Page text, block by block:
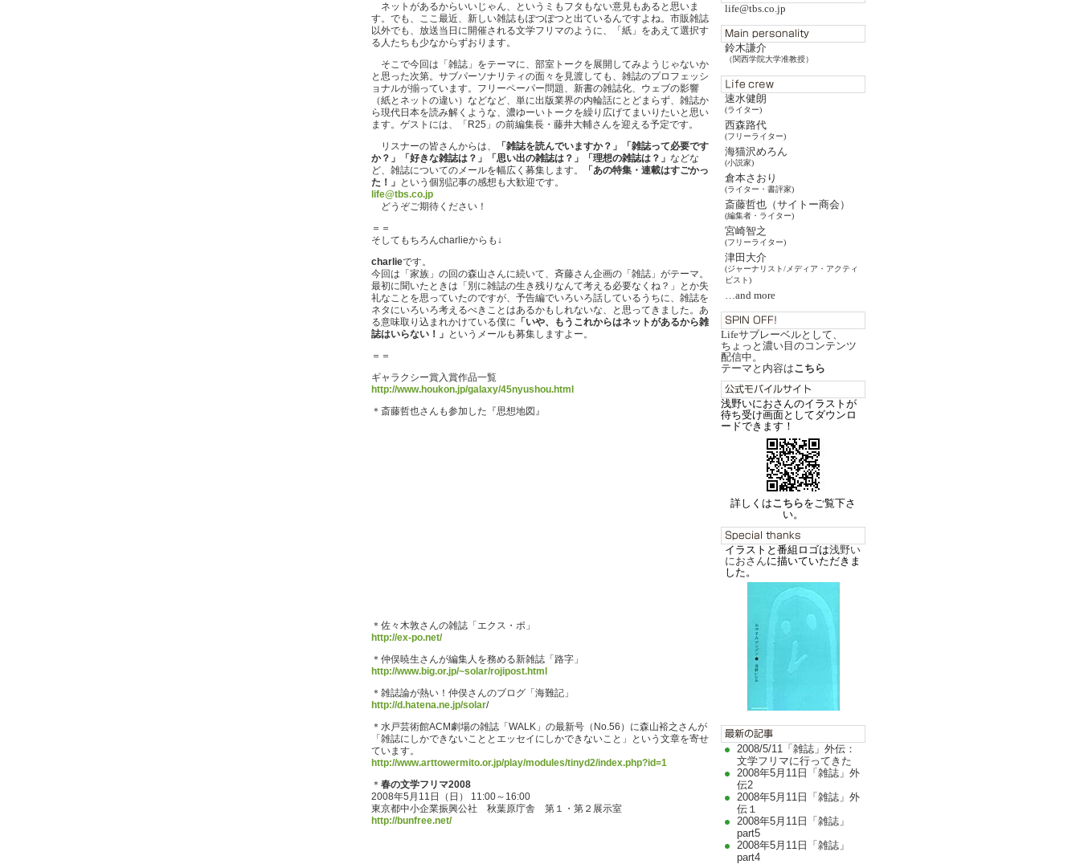
life@tbs.co.jp
鈴木謙介
（関西学院大学准教授）
速水健朗
(ライター)
西森路代
(フリーライター)
海猫沢めろん
(小説家)
倉本さおり
(ライター・書評家)
斎藤哲也（サイトー商会）
(編集者・ライター)
宮崎智之
(フリーライター)
津田大介
(ジャーナリスト/メディア・アクティ
ビスト)
…and more
Lifeサブレーベルとして、
ちょっと濃い目のコンテンツ
配信中。
テーマと内容はこちら
浅野いにおさんのイラストが
待ち受け画面としてダウンロ
ードできます！
詳しくはこちらをご覧下さ
い。
イラストと番組ロゴは浅野い
におさんに描いていただきま
した。
2008/5/11「雑誌」外伝：
文学フリマに行ってきた
2008年5月11日「雑誌」外
伝2
2008年5月11日「雑誌」外
伝１
2008年5月11日「雑誌」
part5
2008年5月11日「雑誌」
part4
ネットがあるからいいじゃん、というミもフタもない意見もあると思いま
す。でも、ここ最近、新しい雑誌もぽつぽつと出ているんですよね。市販雑誌
以外でも、放送当日に開催される文学フリマのように、「紙」をあえて選択す
る人たちも少なからずおります。
そこで今回は「雑誌」をテーマに、部室トークを展開してみようじゃないか
と思った次第。サブパーソナリティの面々を見渡しても、雑誌のプロフェッシ
ョナルが揃っています。フリーペーパー問題、新書の雑誌化、ウェブの影響
（紙とネットの違い）などなど、単に出版業界の内輪話にとどまらず、雑誌か
ら現代日本を読み解くような、濃ゆーいトークを繰り広げてまいりたいと思い
ます。ゲストには、「R25」の前編集長・藤井大輔さんを迎える予定です。
リスナーの皆さんからは、
「雑誌を読んでいますか？」「雑誌って必要です
か？」「好きな雑誌は？」「思い出の雑誌は？」「理想の雑誌は？」 などな
ど、雑誌についてのメールを幅広く募集します。
「あの特集・連載はすごかっ
た！」 という個別記事の感想も大歓迎です。
life@tbs.co.jp
どうぞご期待ください！
＝＝
そしてもちろんcharlieからも↓
charlieです。
今回は「家族」の回の森山さんに続いて、斉藤さん企画の「雑誌」がテーマ。
最初に聞いたときは「別に雑誌の生き残りなんて考える必要なくね？」とか失
礼なことを思っていたのですが、予告編でいろいろ話しているうちに、雑誌を
ネタにいろいろ考えるべきことはあるかもしれないな、と思ってきました。あ
る意味取り込まれかけている僕に 「いや、もうこれからはネットがあるから雑
誌はいらない！」 というメールも募集しますよー。
＝＝
ギャラクシー賞入賞作品一覧
http://www.houkon.jp/galaxy/45nyushou.html
＊斎藤哲也さんも参加した『思想地図』
＊佐々木敦さんの雑誌「エクス・ポ」
http://ex-po.net/
＊仲俣暁生さんが編集人を務める新雑誌「路字」
http://www.big.or.jp/~solar/rojipost.html
＊雑誌論が熱い！仲俣さんのブログ「海難記」
http://d.hatena.ne.jp/solar/
＊水戸芸術館ACM劇場の雑誌「WALK」の最新号（No.56）に森山裕之さんが
「雑誌にしかできないこととエッセイにしかできないこと」という文章を寄せ
ています。
http://www.arttowermito.or.jp/play/modules/tinyd2/index.php?id=1
＊ 春の文学フリマ2008
2008年5月11日（日） 11:00～16:00
東京都中小企業振興公社 秋葉原庁舎 第１・第２展示室
http://bunfree.net/